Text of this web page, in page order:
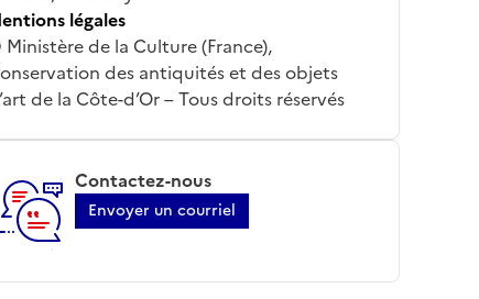
légales
de la Culture (France),
des antiquités et des objets
de la Côte-d’Or – Tous droits réservés
Contactez-nous
Envoyer un courriel